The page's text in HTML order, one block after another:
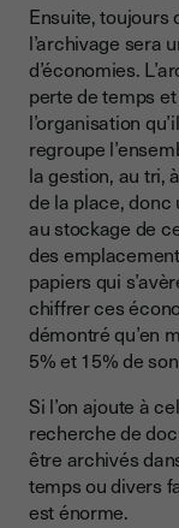
Ensuite, toujours
l’archivage sera
d’économies.
perte de temps
l’organisation
regroupe
la gestion, au tri,
de la place, donc
au stockage de
des
papiers qui
chiffrer ces
démontré qu’en
5% et 15% de
Si l’on ajoute à
recherche de
être archivés
temps ou divers
est énorme.